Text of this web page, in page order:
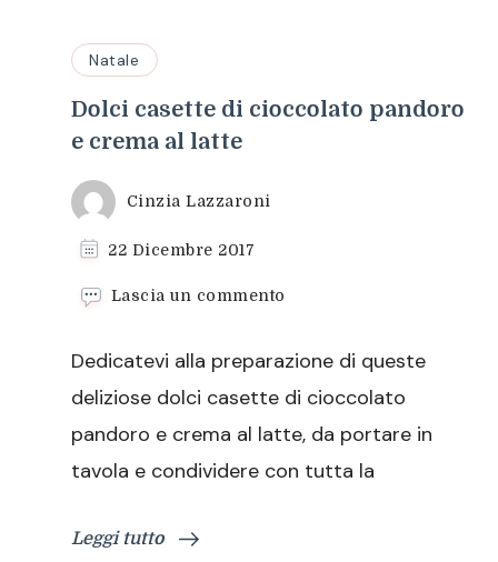
Natale
Dolci casette di cioccolato pandoro
e crema al latte
Cinzia Lazzaroni
22 Dicembre 2017
Lascia un commento
di
cioccolato
e
al
Dedicatevi alla preparazione di queste
deliziose dolci casette di cioccolato
pandoro e crema al latte, da portare in
tavola e condividere con tutta la
Leggi tutto